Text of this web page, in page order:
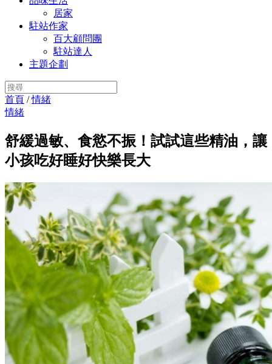
居家
駐站作家
百大顧問團
駐站達人
主題企劃
首頁 /情緒
情緒
舒緩過敏、食慾不振！試試這些精油，讓
小孩吃好睡好快樂長大